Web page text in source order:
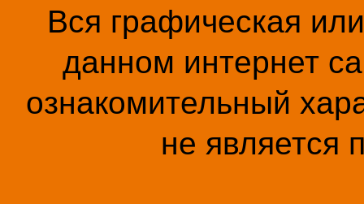
Вся графическая
данном интернет
ознакомительный
не является